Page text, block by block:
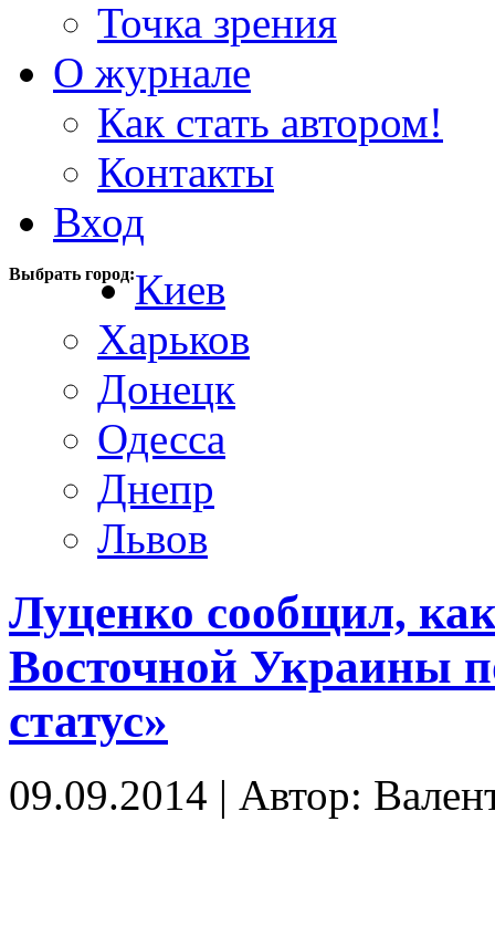
Точка зрения
О журнале
Как стать автором!
Контакты
Вход
Выбрать город:Киев
Харьков
Донецк
Одесса
Днепр
Львов
Луценко сообщил,
Восточной Украины
статус»
09.09.2014 | Автор: